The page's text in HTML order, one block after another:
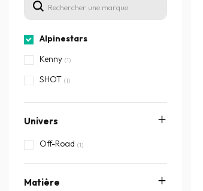
Alpinestars
Kenny (1)
SHOT (1)
Univers
Off-Road (1)
Matière